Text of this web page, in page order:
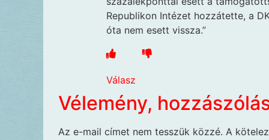
Republikon Intézet hozzátette, a
óta nem esett vissza.”
Válasz
Vélemény,
Az e-mail címet nem tesszük közzé. A